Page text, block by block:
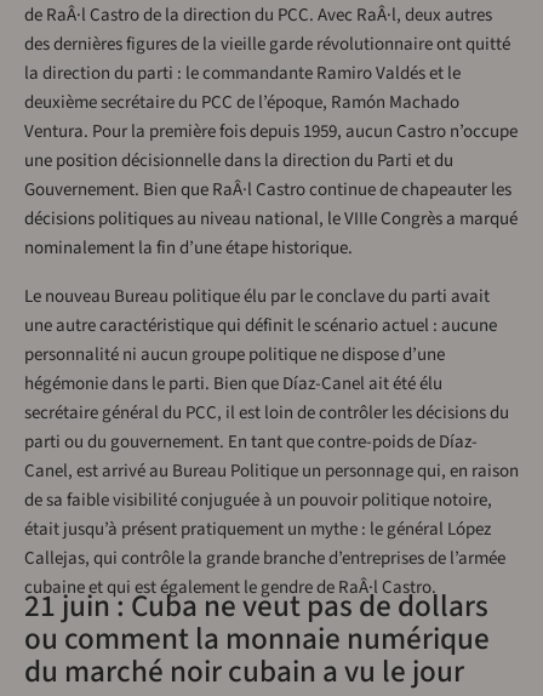
de RaÂ·l Castro de la direction du PCC. Avec RaÂ·l, deux autres
des dernières figures de la vieille garde révolutionnaire ont quitté
la direction du parti : le commandante Ramiro Valdés et le
deuxième secrétaire du PCC de l’époque, Ramón Machado
Ventura. Pour la première fois depuis 1959, aucun Castro n’occupe
une position décisionnelle dans la direction du Parti et du
Gouvernement. Bien que RaÂ·l Castro continue de chapeauter les
décisions politiques au niveau national, le VIIIe Congrès a marqué
nominalement la fin d’une étape historique.
Le nouveau Bureau politique élu par le conclave du parti avait
une autre caractéristique qui définit le scénario actuel : aucune
personnalité ni aucun groupe politique ne dispose d’une
hégémonie dans le parti. Bien que Díaz-Canel ait été élu
secrétaire général du PCC, il est loin de contrôler les décisions du
parti ou du gouvernement. En tant que contre-poids de Díaz-
Canel, est arrivé au Bureau Politique un personnage qui, en raison
de sa faible visibilité conjuguée à un pouvoir politique notoire,
était jusqu’à présent pratiquement un mythe : le général López
Callejas, qui contrôle la grande branche d’entreprises de l’armée
cubaine et qui est également le gendre de RaÂ·l Castro.
21 juin : Cuba ne veut pas de dollars
ou comment la monnaie numérique
du marché noir cubain a vu le jour